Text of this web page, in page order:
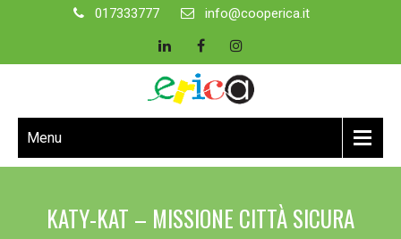
017333777 info@cooperica.it
Menu
KATY-KAT – MISSIONE CITTÀ SICURA